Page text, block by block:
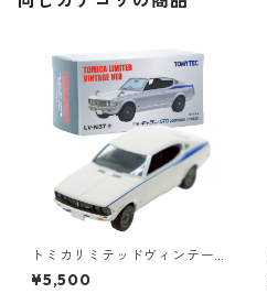
トミカリミテッドヴィンテー
ジネオ LV-N37a 三菱 ギャラ
ン GTO 2000GSR 73年式 #1
¥5,500